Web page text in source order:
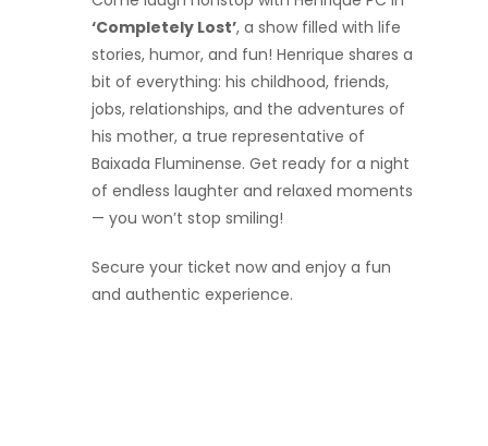
‘Completely Lost’, a show filled with life
stories, humor, and fun! Henrique shares a
bit of everything: his childhood, friends,
jobs, relationships, and the adventures of
his mother, a true representative of
Baixada Fluminense. Get ready for a night
of endless laughter and relaxed moments
— you won’t stop smiling!
Secure your ticket now and enjoy a fun
and authentic experience.